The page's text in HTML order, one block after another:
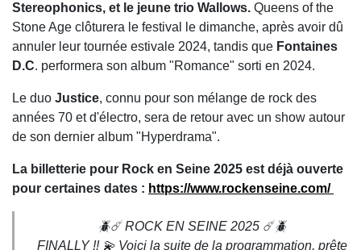
Stereophonics, et le jeune trio Wallows. Queens of the
Stone Age clôturera le festival le dimanche, après avoir dû
annuler leur tournée estivale 2024, tandis que Fontaines
D.C. performera son album "Romance" sorti en 2024.
Le duo Justice, connu pour son mélange de rock des
années 70 et d'électro, sera de retour avec un show autour
de son dernier album "Hyperdrama".
La billetterie pour Rock en Seine 2025 est déjà ouverte
pour certaines dates : https://www.rockenseine.com/
🪲☄️ ROCK EN SEINE 2025 ☄️🪲
FINALLY !! 💫 Voici la suite de la programmation, prête